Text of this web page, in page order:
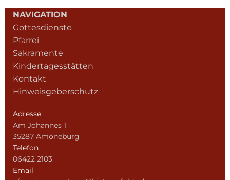
NAVIGATION
Gottesdienste
Pfarrei
Sakramente
Kindertagesstätten
Kontakt
Hinweisgeberschutz
Adresse
Am Johannes 1
35287 Amöneburg
Telefon
06422 2103
Email